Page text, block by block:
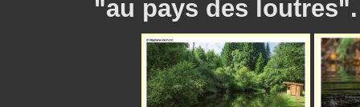
"au pays des loutres".